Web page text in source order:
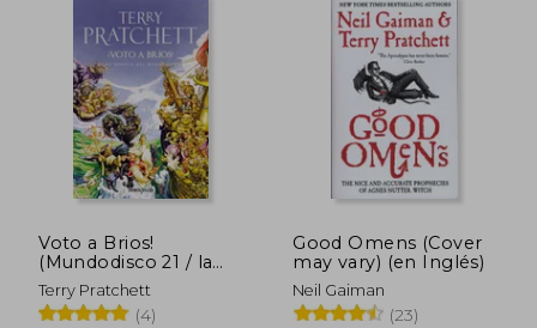
40%
dcto. $ 31.72
40%
dcto.
Voto a Brios!
(Mundodisco 21 / la
Guardia de la Ciudad
4)
Terry Pratchett
(4)
Good Omens (Cover
may vary) (en Inglés)
Neil Gaiman
(23)